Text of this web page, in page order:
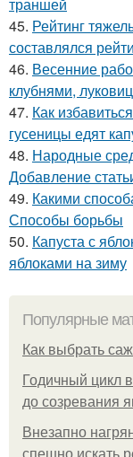
45. Рейтинг
составлялся
46. Весенние
клубнями,
47. Как
гусеницы едят
48. Народные
Добавление
49. Какими
Способы борьбы
50. Капуста с
яблоками на зиму
Популярные
Как выбрать
Годичный цикл
до созревания
Внезапно
спешно искать